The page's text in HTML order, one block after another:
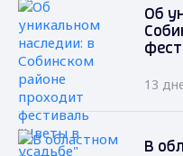
Об
13
В